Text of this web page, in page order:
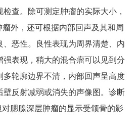
查。除可测定肿瘤的实际大小，
外，还可根据内部回声及其和周
恶性。良性表现为周界清楚、内
表现，稍大的混合瘤可以见到分
轮廓边界不清，内部回声呈高度
反射减弱或消失的声像图。诊断
腮腺深层肿瘤的显示受颌骨的影